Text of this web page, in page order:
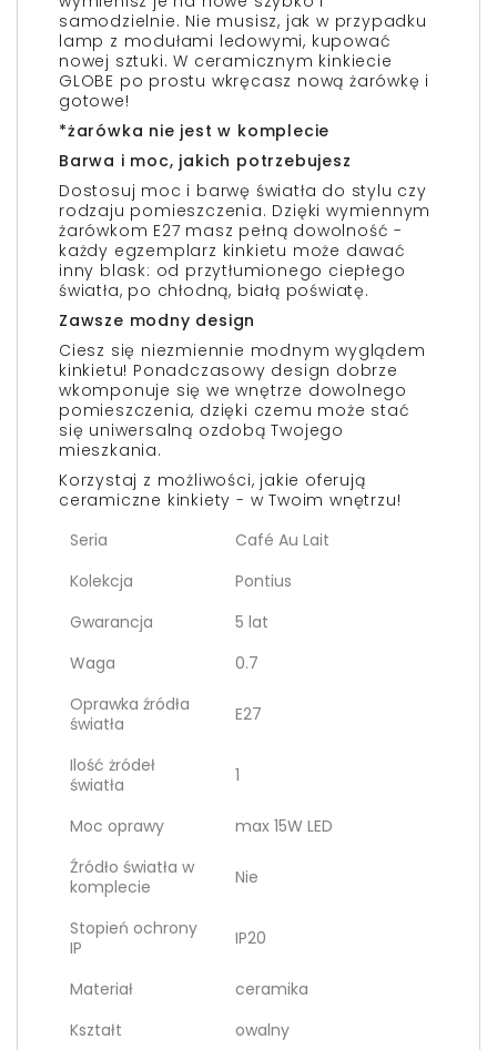
samodzielnie. Nie musisz, jak w przypadku
lamp z modułami ledowymi, kupować
nowej sztuki. W ceramicznym kinkiecie
GLOBE po prostu wkręcasz nową żarówkę i
gotowe!
*żarówka nie jest w komplecie
Barwa i moc, jakich potrzebujesz
Dostosuj moc i barwę światła do stylu czy
rodzaju pomieszczenia. Dzięki wymiennym
żarówkom E27 masz pełną dowolność -
każdy egzemplarz kinkietu może dawać
inny blask: od przytłumionego ciepłego
światła, po chłodną, białą poświatę.
Zawsze modny design
Ciesz się niezmiennie modnym wyglądem
kinkietu! Ponadczasowy design dobrze
wkomponuje się we wnętrze dowolnego
pomieszczenia, dzięki czemu może stać
się uniwersalną ozdobą Twojego
mieszkania.
Korzystaj z możliwości, jakie oferują
ceramiczne kinkiety - w Twoim wnętrzu!
Seria
Café Au Lait
Kolekcja
Pontius
Gwarancja
5 lat
Waga
0.7
Oprawka źródła
światła
E27
Ilość żródeł
światła
1
Moc oprawy
max 15W LED
Źródło światła w
komplecie
Nie
Stopień ochrony
IP
IP20
Materiał
ceramika
Kształt
owalny